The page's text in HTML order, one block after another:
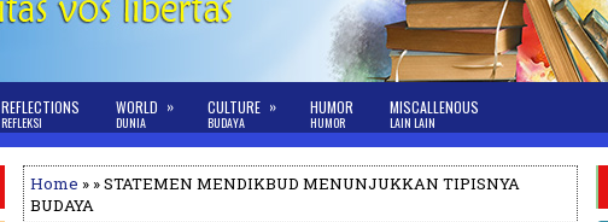
REFLECTIONS
REFLEKSI
WORLD
DUNIA
» CULTURE
BUDAYA
» HUMOR
HUMOR
MISCALLENOUS
LAIN LAIN
Home » » STATEMEN MENDIKBUD MENUNJUKKAN TIPISNYA
BUDAYA